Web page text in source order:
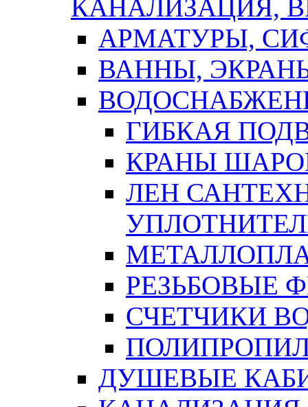
КАНАЛИЗАЦИЯ,
АРМАТУРЫ,
ВАННЫ,
ГИБКАЯ
КРАНЫ
ЛЕН
РЕЗЬБОВЫЕ
СЧЕТЧИКИ
ДУШЕВЫЕ